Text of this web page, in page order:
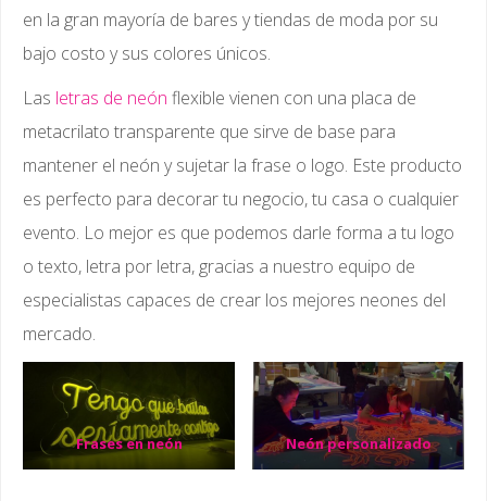
en la gran mayoría de bares y tiendas de moda por su
bajo costo y sus colores únicos.
Las letras de neón flexible vienen con una placa de
metacrilato transparente que sirve de base para
mantener el neón y sujetar la frase o logo. Este producto
es perfecto para decorar tu negocio, tu casa o cualquier
evento. Lo mejor es que podemos darle forma a tu logo
o texto, letra por letra, gracias a nuestro equipo de
especialistas capaces de crear los mejores neones del
mercado.
Frases en neón Neón personalizado